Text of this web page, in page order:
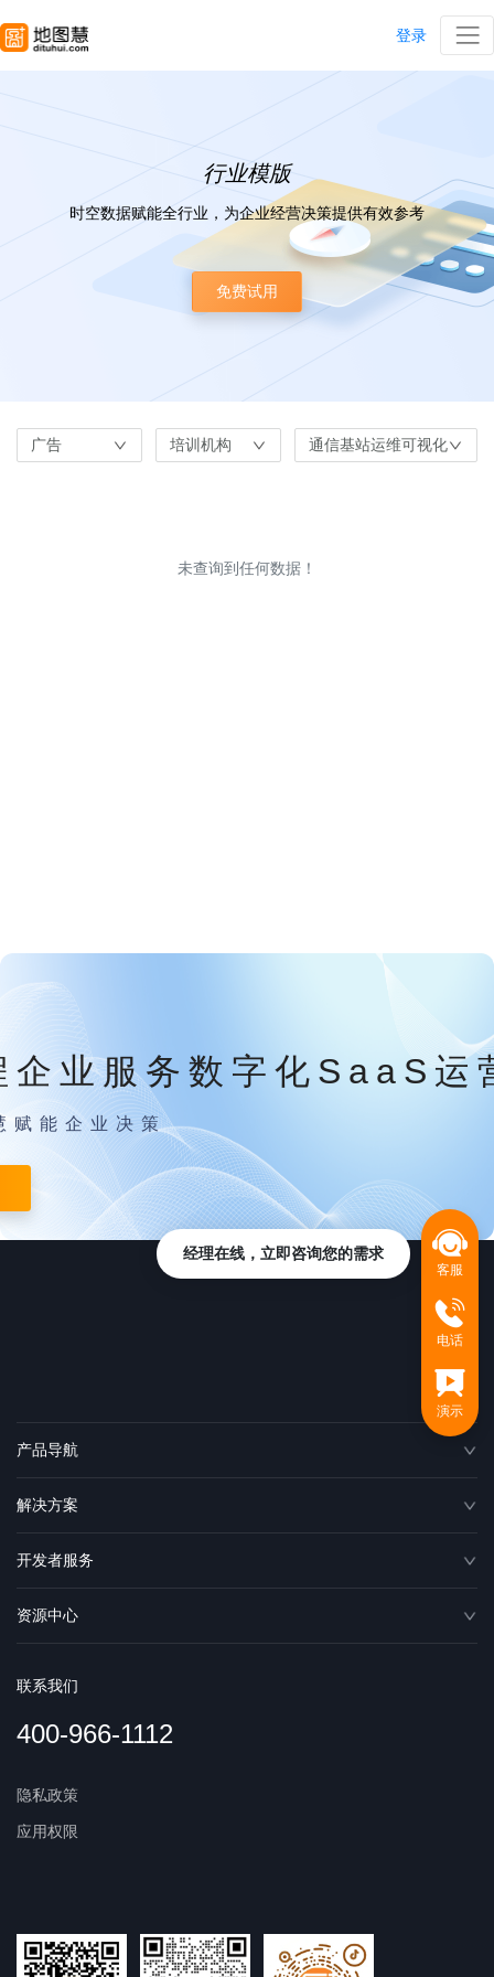
登录
行业模版
时空数据赋能全行业，为企业经营决策提供有效参考
免费试用
广告 培训机构 通信基站运维可视化
未查询到任何数据！
企业服务数字化SaaS运
赋能企业决策
产品导航
解决方案
开发者服务
资源中心
联系我们
400-966-1112
隐私政策
应用权限
客服
电话
演示
经理在线，立即咨询您的需求